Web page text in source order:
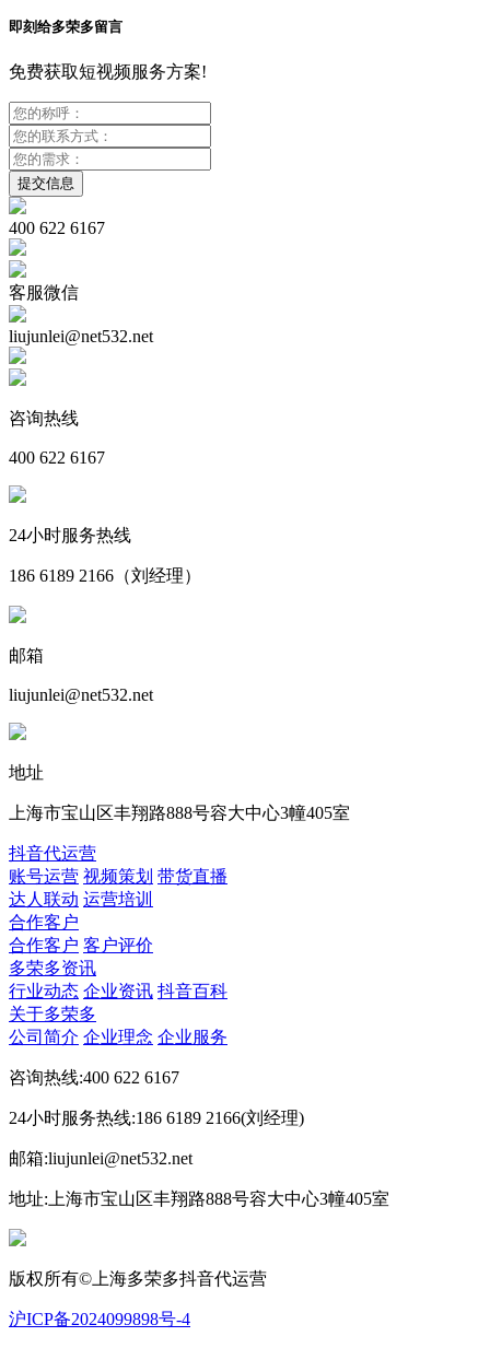
即刻给多荣多留言
免费获取短视频服务方案!
400 622 6167
客服微信
liujunlei@net532.net
咨询热线
400 622 6167
24小时服务热线
186 6189 2166（刘经理）
邮箱
liujunlei@net532.net
地址
上海市宝山区丰翔路888号容大中心3幢405室
抖音代运营
账号运营 视频策划 带货直播
达人联动 运营培训
合作客户
合作客户 客户评价
多荣多资讯
行业动态 企业资讯 抖音百科
关于多荣多
公司简介 企业理念 企业服务
咨询热线:400 622 6167
24小时服务热线:186 6189 2166(刘经理)
邮箱:liujunlei@net532.net
地址:上海市宝山区丰翔路888号容大中心3幢405室
版权所有©上海多荣多抖音代运营
沪ICP备2024099898号-4